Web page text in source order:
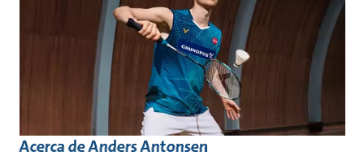
Acerca de Anders Antonsen